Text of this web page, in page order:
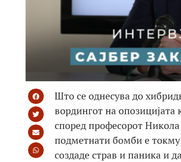
Што се однесува до
вордингот на опозицијата
според професорот Никола
подметнати бомби е токму
создаде страв и паника и